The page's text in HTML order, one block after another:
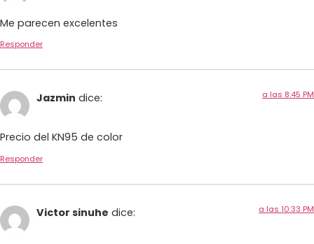
Me parecen excelentes
Responder
Jazmin dice: a las 8:45 PM
Precio del KN95 de color
Responder
Victor sinuhe dice: a las 10:33 PM